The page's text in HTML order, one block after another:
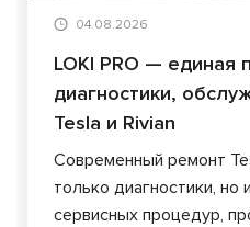
04.08.2026
LOKI PRO — единая
диагностики,
Tesla и Rivian
Современный ремонт
только диагностики, но
сервисных процедур,